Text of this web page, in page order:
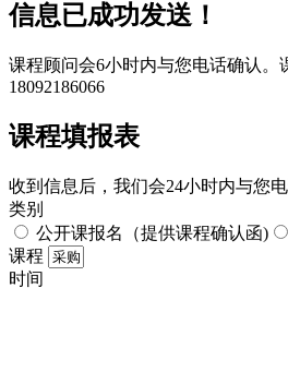
​​信息已成功发送！
课程顾问会6小时内与您电话确认。​
18092186066
课程填报表​
收到信息后，我们会24小时内与您电
类别
公开课报名（提供课程确认函)
课程
时间